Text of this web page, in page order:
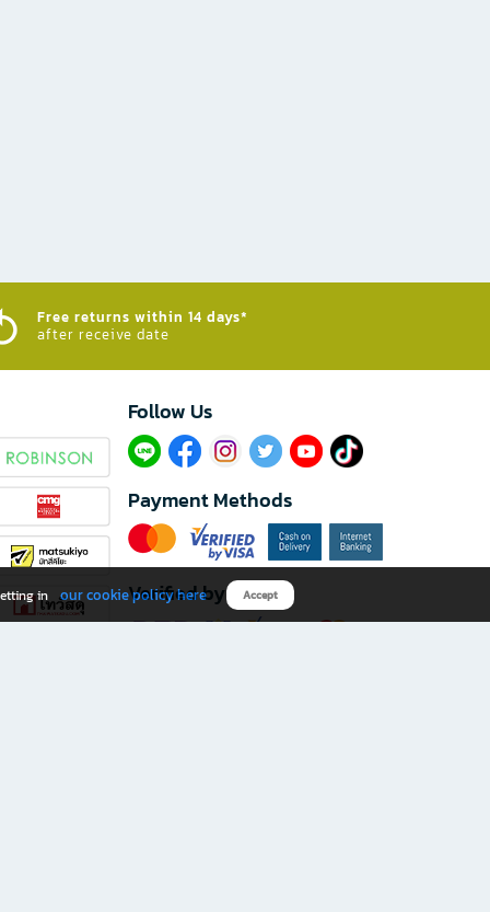
Free returns within 14 days*
after receive date
Follow Us​
Payment Methods
Verified by
in our cookie policy here Accept